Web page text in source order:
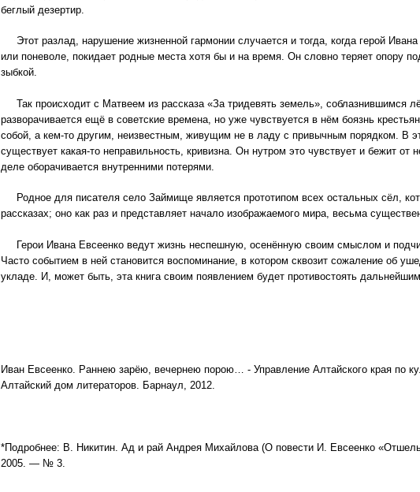
беглый дезертир.
Этот разлад, нарушение жизненной гармонии случается и тогда, когда герой
или поневоле, покидает родные места хотя бы и на время. Он словно теряет опору
зыбкой.
Так происходит с Матвеем из рассказа «За тридевять земель», соблазнившимся
разворачивается ещё в советские времена, но уже чувствуется в нём боязнь
собой, а кем-то другим, неизвестным, живущим не в ладу с привычным порядком. В
существует какая-то неправильность, кривизна. Он нутром это чувствует и бежит
деле оборачивается внутренними потерями.
Родное для писателя село Займище является прототипом всех остальных сёл,
рассказах; оно как раз и представляет начало изображаемого мира, весьма
Герои Ивана Евсеенко ведут жизнь неспешную, осенённую своим смыслом и
Часто событием в ней становится воспоминание, в котором сквозит сожаление об
укладе. И, может быть, эта книга своим появлением будет противостоять
Иван Евсеенко. Раннею зарёю, вечернею порою… - Управление Алтайского края по
Алтайский дом литераторов. Барнаул, 2012.
*Подробнее: В. Никитин. Ад и рай Андрея Михайлова (О повести И. Евсеенко
2005. — № 3.